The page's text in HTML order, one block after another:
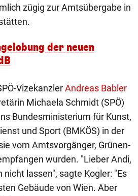
zügig zur Amtsübergabe in
der neuen
VizekanzlerAndreas Babler
Michaela Schmidt (SPÖ)
Bundesministerium für Kunst,
und Sport (BMKÖS) in der
vom Amtsvorgänger, Grünen-
wurden. "Lieber Andi,
nicht lassen", sagte Kogler: "Es
Gebäude von Wien. Aber